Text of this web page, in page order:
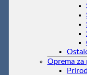
Oprema za